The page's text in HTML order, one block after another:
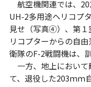
航空機関連では、
UH-2多用途ヘリコプ
見せ（写真④）、第１
リコプターからの自
衛隊のF-2戦闘機は、
一方、地上において
て、退役した203ｍｍ